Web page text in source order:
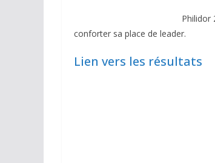
Philidor
conforter sa place de leader.
Lien vers les résultats